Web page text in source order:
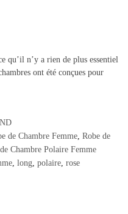
qu’il n’y a rien de plus essentiel
ont été conçues pour
ND
de Chambre Femme, Robe de
Chambre Polaire Femme
, long, polaire, rose